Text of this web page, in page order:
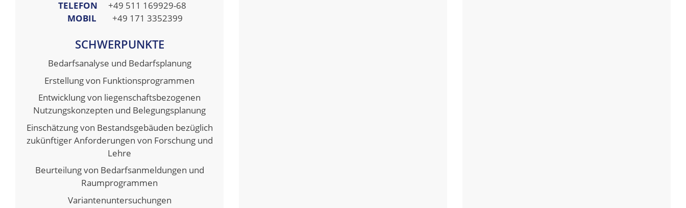
TELEFON
+49 511 169929-68
MOBIL
+49 171 3352399
SCHWERPUNKTE
Bedarfsanalyse und Bedarfsplanung
Erstellung von Funktionsprogrammen
Entwicklung von liegenschaftsbezogenen
Nutzungskonzepten und Belegungsplanung
Einschätzung von Bestandsgebäuden bezüglich
zukünftiger Anforderungen von Forschung und
Lehre
Beurteilung von Bedarfsanmeldungen und
Raumprogrammen
Variantenuntersuchungen